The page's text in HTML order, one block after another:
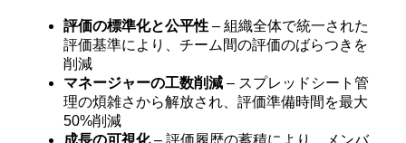
評価の標準化と公平性 – 組織全体で統一された
評価基準により、チーム間の評価のばらつきを
削減
マネージャーの工数削減 – スプレッドシート管
理の煩雑さから解放され、評価準備時間を最大
50%削減
成長の可視化– 評価履歴の蓄積により、メンバ